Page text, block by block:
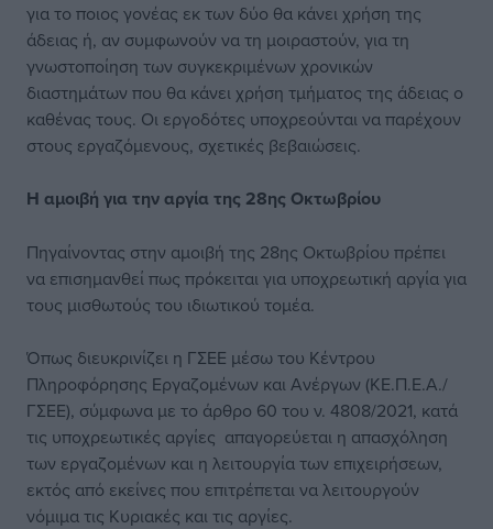
για το ποιος γονέας εκ των δύο θα κάνει χρήση της
άδειας ή, αν συμφωνούν να τη μοιραστούν, για τη
γνωστοποίηση των συγκεκριμένων χρονικών
διαστημάτων που θα κάνει χρήση τμήματος της άδειας ο
καθένας τους. Οι εργοδότες υποχρεούνται να παρέχουν
στους εργαζόμενους, σχετικές βεβαιώσεις.
Η αμοιβή για την αργία της 28ης Οκτωβρίου
Πηγαίνοντας στην αμοιβή της 28ης Οκτωβρίου πρέπει
να επισημανθεί πως πρόκειται για υποχρεωτική αργία για
τους μισθωτούς του ιδιωτικού τομέα.
Όπως διευκρινίζει η ΓΣΕΕ μέσω του Κέντρου
Πληροφόρησης Εργαζομένων και Ανέργων (ΚΕ.Π.Ε.Α./
ΓΣΕΕ), σύμφωνα με το άρθρο 60 του ν. 4808/2021, κατά
τις υποχρεωτικές αργίες απαγορεύεται η απασχόληση
των εργαζομένων και η λειτουργία των επιχειρήσεων,
εκτός από εκείνες που επιτρέπεται να λειτουργούν
νόμιμα τις Κυριακές και τις αργίες.